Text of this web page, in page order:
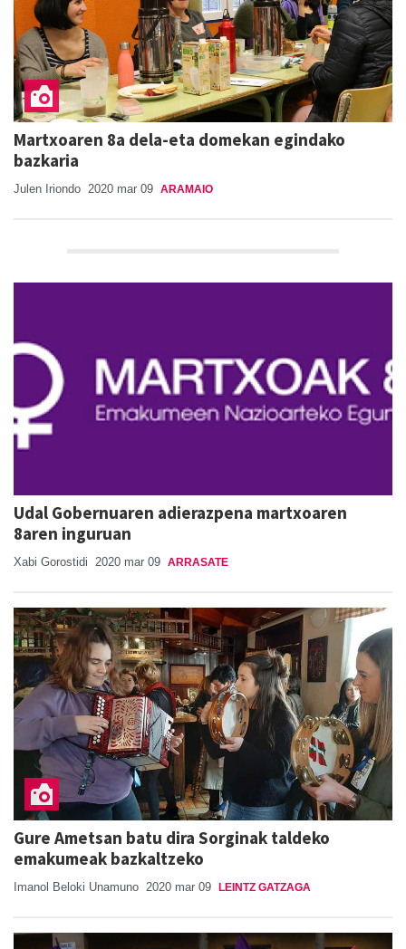
Martxoaren 8a dela-eta domekan egindako
bazkaria
Julen Iriondo 2020 mar 09 ARAMAIO
Udal Gobernuaren adierazpena martxoaren
8aren inguruan
Xabi Gorostidi 2020 mar 09 ARRASATE
Gure Ametsan batu dira Sorginak taldeko
emakumeak bazkaltzeko
Imanol Beloki Unamuno 2020 mar 09 LEINTZ GATZAGA